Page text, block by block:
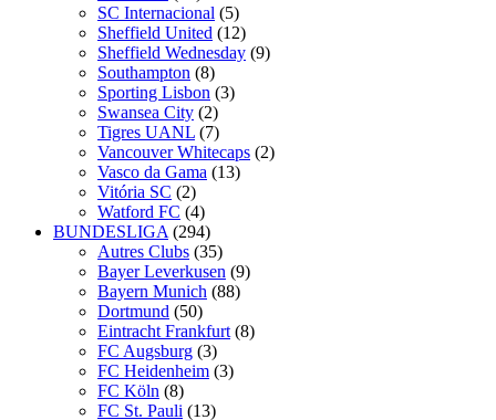
SC Internacional (5)
Sheffield United (12)
Sheffield Wednesday (9)
Southampton (8)
Sporting Lisbon (3)
Swansea City (2)
Tigres UANL (7)
Vancouver Whitecaps (2)
Vasco da Gama (13)
Vitória SC (2)
Watford FC (4)
BUNDESLIGA (294)
Autres Clubs (35)
Bayer Leverkusen (9)
Bayern Munich (88)
Dortmund (50)
Eintracht Frankfurt (8)
FC Augsburg (3)
FC Heidenheim (3)
FC Köln (8)
FC St. Pauli (13)